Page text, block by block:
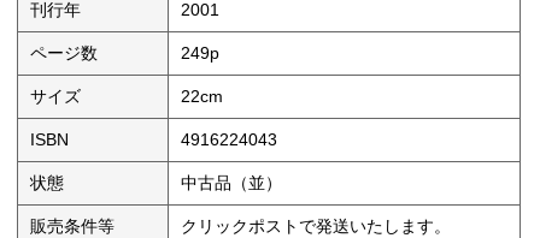
刊行年 2001
ページ数 249p
サイズ 22cm
ISBN 4916224043
状態 中古品（並）
販売条件等 クリックポストで発送いたします。